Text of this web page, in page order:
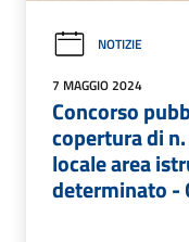
NOTIZIE
7 MAGGIO 2024
Concorso
copertura di
locale area
determinato -